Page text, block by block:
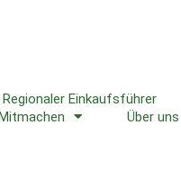
Regionaler Einkaufsführer
Über uns